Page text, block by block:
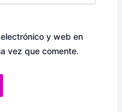
y web en
vez que comente.